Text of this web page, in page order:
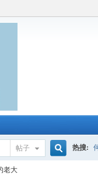
帖子 热搜:
老大